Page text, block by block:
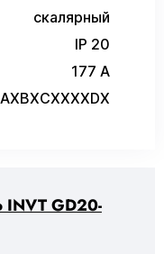
скалярный
IP 20
177 А
GD20-